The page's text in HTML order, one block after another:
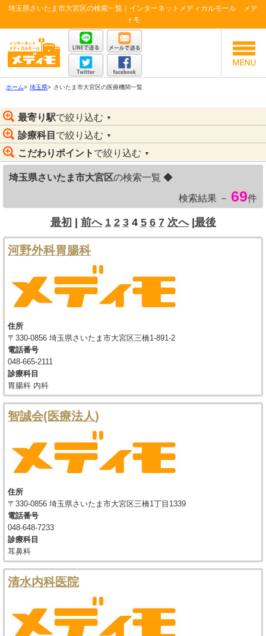
埼玉県さいたま市大宮区の検索一覧｜インターネットメディカルモール メデ
ィモ
ホーム> 埼玉県> さいたま市大宮区の医療機関一覧
最寄り駅で絞り込む ▼
診療科目 で絞り込む ▼
こだわりポイント で絞り込む ▼
埼玉県さいたま市大宮区の検索一覧 ◆
検索結果 － 69件
最初 | 前へ 1 2 3 4 5 6 7 次へ|最後
河野外科胃腸科
住所
〒330-0856 埼玉県さいたま市大宮区三橋1-891-2
電話番号
048-665-2111
診療科目
胃腸科 内科
智誠会(医療法人)
住所
〒330-0856 埼玉県さいたま市大宮区三橋1丁目1339
電話番号
048-648-7233
診療科目
耳鼻科
清水内科医院